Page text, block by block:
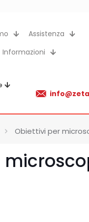
Assistenza
Informazioni
Obiettivi per